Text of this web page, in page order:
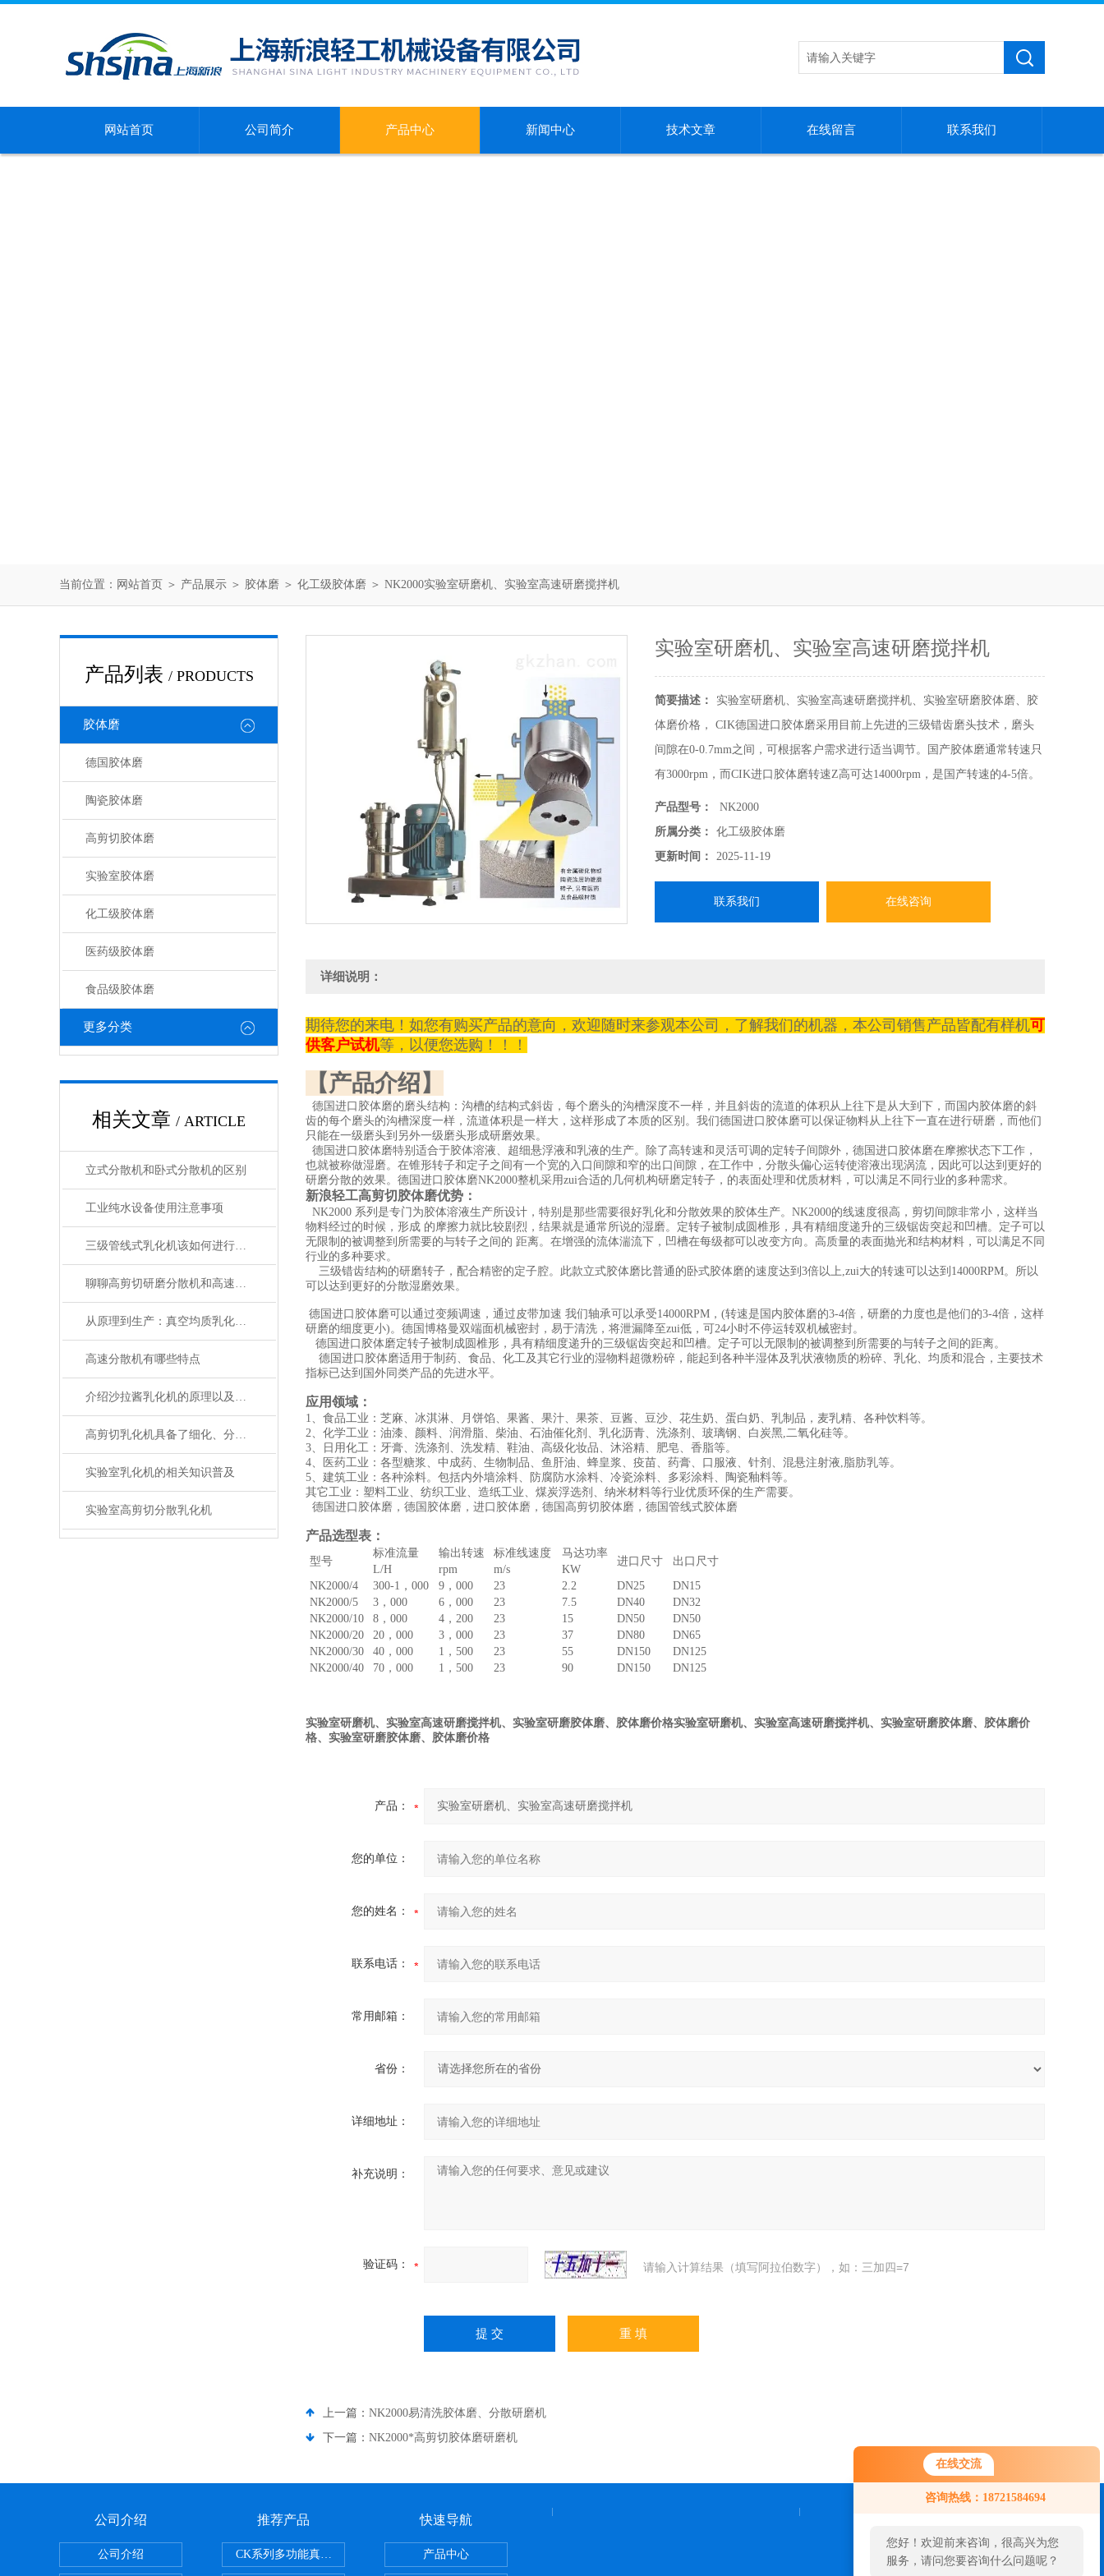
在线交流
咨询热线：18721584694
您好！欢迎前来咨询，很高兴为您
服务，请问您要咨询什么问题呢？
网站首页 公司简介 产品中心 新闻中心 技术文章 在线留言 联系我们
当前位置： 网站首页 ＞ 产品展示 ＞ 胶体磨 ＞ 化工级胶体磨 ＞ NK2000实验室研磨机、实验室高速研磨搅拌机
产品列表 / PRODUCTS
胶体磨
德国胶体磨
陶瓷胶体磨
高剪切胶体磨
实验室胶体磨
化工级胶体磨
医药级胶体磨
食品级胶体磨
更多分类
相关文章 / ARTICLE
立式分散机和卧式分散机的区别
工业纯水设备使用注意事项
三级管线式乳化机该如何进行维护保养
聊聊高剪切研磨分散机和高速分散机的区别
从原理到生产：真空均质乳化机在化妆品行业中的应用全解析
高速分散机有哪些特点
介绍沙拉酱乳化机的原理以及使用方法
高剪切乳化机具备了细化、分散和均质的功能
实验室乳化机的相关知识普及
实验室高剪切分散乳化机
实验室研磨机、实验室高速研磨搅拌机
简要描述：
实验室研磨机、实验室高速研磨搅拌机、实验室研磨胶体磨、胶
体磨价格， CIK德国进口胶体磨采用目前上先进的三级错齿磨头技术，磨头
间隙在0-0.7mm之间，可根据客户需求进行适当调节。国产胶体磨通常转速只
有3000rpm，而CIK进口胶体磨转速Z高可达14000rpm，是国产转速的4-5倍。
CIK公司采用零部件进口，然后在上海工厂组装，这样在不降低设备品质的情
况下，大大降低了设备成本。
产品型号：
NK2000
所属分类：
化工级胶体磨
更新时间：
2025-11-19
联系我们 在线咨询
详细说明：
期待您的来电！如您有购买产品的意向，欢迎随时来参观本公司，了解我们的机器，本公司销售产品皆配有样机可
供客户试机等，以便您选购！！！
【产品介绍】
德国进口胶体磨的磨头结构：沟槽的结构式斜齿，每个磨头的沟槽深度不一样，并且斜齿的流道的体积从上往下是从大到下，而国内胶体磨的斜
齿的每个磨头的沟槽深度一样，流道体积是一样大，这样形成了本质的区别。我们德国进口胶体磨可以保证物料从上往下一直在进行研磨，而他们
只能在一级磨头到另外一级磨头形成研磨效果。
德国进口胶体磨特别适合于胶体溶液、超细悬浮液和乳液的生产。除了高转速和灵活可调的定转子间隙外，德国进口胶体磨在摩擦状态下工作，
也就被称做湿磨。在锥形转子和定子之间有一个宽的入口间隙和窄的出口间隙，在工作中，分散头偏心运转使溶液出现涡流，因此可以达到更好的
研磨分散的效果。德国进口胶体磨NK2000整机采用zui合适的几何机构研磨定转子，的表面处理和优质材料，可以满足不同行业的多种需求。
新浪轻工高剪切胶体磨优势：
NK2000 系列是专门为胶体溶液生产所设计，特别是那些需要很好乳化和分散效果的胶体生产。NK2000的线速度很高，剪切间隙非常小，这样当
物料经过的时候，形成 的摩擦力就比较剧烈，结果就是通常所说的湿磨。定转子被制成圆椎形，具有精细度递升的三级锯齿突起和凹槽。定子可以
无限制的被调整到所需要的与转子之间的 距离。在增强的流体湍流下，凹槽在每级都可以改变方向。高质量的表面抛光和结构材料，可以满足不同
行业的多种要求。
三级错齿结构的研磨转子，配合精密的定子腔。此款立式胶体磨比普通的卧式胶体磨的速度达到3倍以上,zui大的转速可以达到14000RPM。所以
可以达到更好的分散湿磨效果。
德国进口胶体磨可以通过变频调速，通过皮带加速 我们轴承可以承受14000RPM，(转速是国内胶体磨的3-4倍，研磨的力度也是他们的3-4倍，这样
研磨的细度更小)。德国博格曼双端面机械密封，易于清洗，将泄漏降至zui低，可24小时不停运转双机械密封。
德国进口胶体磨定转子被制成圆椎形，具有精细度递升的三级锯齿突起和凹槽。定子可以无限制的被调整到所需要的与转子之间的距离。
德国进口胶体磨适用于制药、食品、化工及其它行业的湿物料超微粉碎，能起到各种半湿体及乳状液物质的粉碎、乳化、均质和混合，主要技术
指标已达到国外同类产品的先进水平。
应用领域：
1、食品工业：芝麻、冰淇淋、月饼馅、果酱、果汁、果茶、豆酱、豆沙、花生奶、蛋白奶、乳制品，麦乳精、各种饮料等。
2、化学工业：油漆、颜料、润滑脂、柴油、石油催化剂、乳化沥青、洗涤剂、玻璃钢、白炭黑,二氧化硅等。
3、日用化工：牙膏、洗涤剂、洗发精、鞋油、高级化妆品、沐浴精、肥皂、香脂等。
4、医药工业：各型糖浆、中成药、生物制品、鱼肝油、蜂皇浆、疫苗、药膏、口服液、针剂、混悬注射液,脂肪乳等。
5、建筑工业：各种涂料。包括内外墙涂料、防腐防水涂料、冷瓷涂料、多彩涂料、陶瓷釉料等。
其它工业：塑料工业、纺织工业、造纸工业、煤炭浮选剂、纳米材料等行业优质环保的生产需要。
德国进口胶体磨，德国胶体磨，进口胶体磨，德国高剪切胶体磨，德国管线式胶体磨
产品选型表：
型号
标准流量
L/H
输出转速
rpm
标准线速度
m/s
马达功率
KW
进口尺寸
出口尺寸
NK2000/4
300-1，000 9，000 23 2.2 DN25
DN15
NK2000/5
3，000 6，000 23 7.5 DN40
DN32
NK2000/10
8，000 4，200 23 15 DN50
DN50
NK2000/20
20，000 3，000 23 37 DN80
DN65
NK2000/30
40，000 1，500 23 55 DN150
DN125
NK2000/40
70，000 1，500 23 90 DN150 DN125
实验室研磨机、实验室高速研磨搅拌机、实验室研磨胶体磨、胶体磨价格实验室研磨机、实验室高速研磨搅拌机、实验室研磨胶体磨、胶体磨价
格、实验室研磨胶体磨、胶体磨价格
产品：
您的单位：
您的姓名：
联系电话：
常用邮箱：
省份：
详细地址：
补充说明：
验证码： 请输入计算结果（填写阿拉伯数字），如：三加四=7
上一篇： NK2000易清洗胶体磨、分散研磨机
下一篇： NK2000*高剪切胶体磨研磨机
公司介绍
公司介绍
推荐产品
CK系列多功能真空乳化机
快速导航
产品中心
24小时热线：